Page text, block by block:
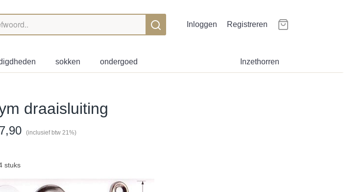
Inloggen Registreren
Inzethorren
sokken ondergoed
draaisluiting
(inclusief btw 21%)
stuks